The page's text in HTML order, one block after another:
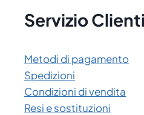
Servizio Clienti
Metodi di pagamento
Spedizioni
Condizioni di vendita
Resi e sostituzioni